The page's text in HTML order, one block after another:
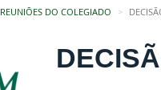
REUNIÕES DO COLEGIADO